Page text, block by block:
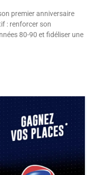
premier anniversaire
: renforcer son
80-90 et fidéliser une